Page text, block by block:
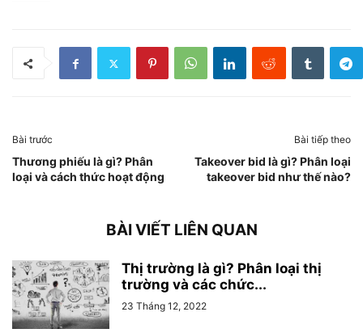
Bài trước
Thương phiếu là gì? Phân
loại và cách thức hoạt động
Bài tiếp theo
Takeover bid là gì? Phân loại
takeover bid như thế nào?
BÀI VIẾT LIÊN QUAN
Thị trường là gì? Phân loại thị
trường và các chức...
23 Tháng 12, 2022